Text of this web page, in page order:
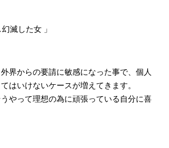
滅した女 」
界からの要請に敏感になった事で、個人
はいけないケースが増えてきます。
やって理想の為に頑張っている自分に喜